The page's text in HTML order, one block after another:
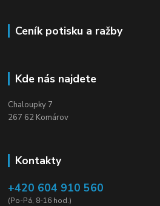
Ceník potisku a ražby
Kde nás najdete
Chaloupky 7
267 62 Komárov
Kontakty
+420 604 910 560
(Po-Pá, 8-16 hod.)